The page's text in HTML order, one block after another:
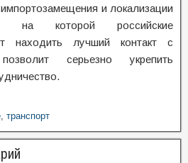
и локализации
на которой российские
находить лучший контакт с
серьезно укрепить
, транспорт